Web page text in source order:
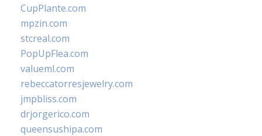
CupPlante.com
mpzin.com
stcreal.com
PopUpFlea.com
valueml.com
rebeccatorresjewelry.com
jmpbliss.com
drjorgerico.com
queensushipa.com